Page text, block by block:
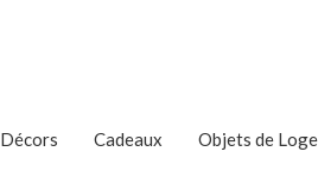
Décors Cadeaux Objets de Loge